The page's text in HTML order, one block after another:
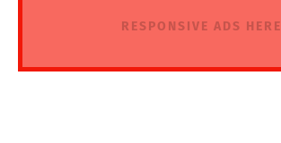
RESPONSIVE ADS HERE